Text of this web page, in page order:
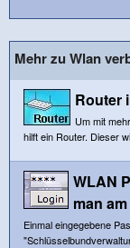
Mehr zu Wlan
Router
Um mit
hilft ein Router. Dieser
WLAN
man
Einmal eingegebene